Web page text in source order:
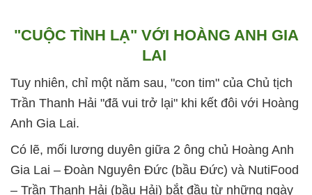
"CUỘC TÌNH LẠ" VỚI HOÀNG ANH GIA
LAI
Tuy nhiên, chỉ một năm sau, "con tim" của Chủ tịch
Trần Thanh Hải "đã vui trở lại" khi kết đôi với Hoàng
Anh Gia Lai.
Có lẽ, mối lương duyên giữa 2 ông chủ Hoàng Anh
Gia Lai – Đoàn Nguyên Đức (bầu Đức) và NutiFood
– Trần Thanh Hải (bầu Hải) bắt đầu từ những ngày